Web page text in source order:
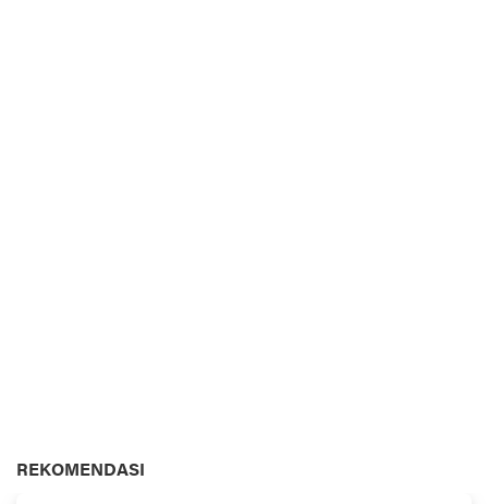
REKOMENDASI